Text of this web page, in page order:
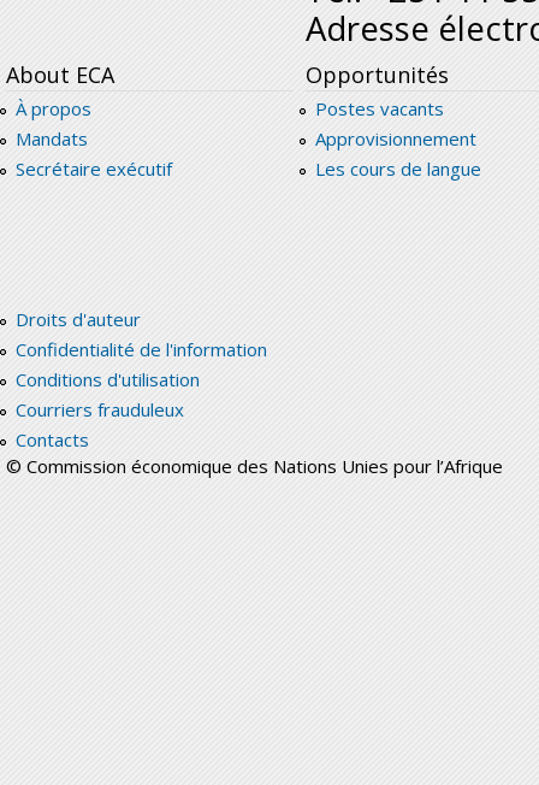
Adresse
About ECA
À propos
Mandats
Secrétaire exécutif
Opportunités
Postes vacants
Approvisionnement
Les cours de langue
Droits d'auteur
Confidentialité de l'information
Conditions d'utilisation
Courriers frauduleux
Contacts
© Commission économique des Nations Unies pour l’Afrique